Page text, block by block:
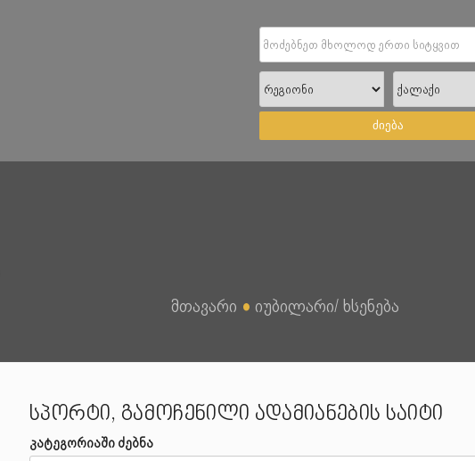
ძიება
მთავარი ● იუბილარი/ ხსენება
სპორტი, გამოჩენილი ადამიანების საიტი
კატეგორიაში ძებნა